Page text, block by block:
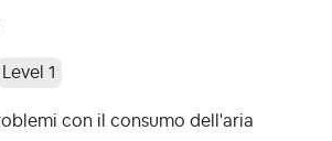
Level 1
con il consumo dell'aria